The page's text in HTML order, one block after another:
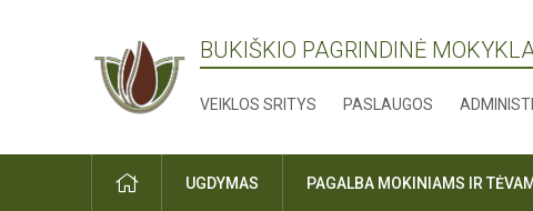
BUKIŠKIO PAGRINDINĖ
VEIKLOS SRITYS PASLAUGOS
PRADŽIAUGDYMAS PAGALBA MOKINIAMS IR